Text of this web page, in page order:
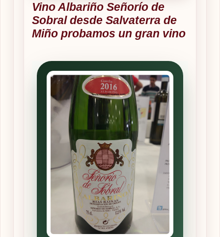
Vino Albariño Señorío de
Sobral desde Salvaterra de
Miño probamos un gran vino